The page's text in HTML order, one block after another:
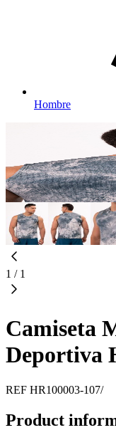
Hombre
1 / 1
Camiseta
Deportiva
REF HR100003-107/
Product